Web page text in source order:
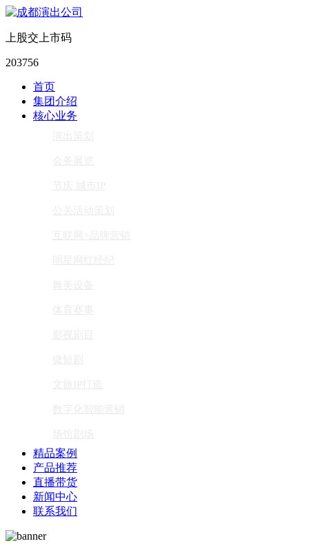
上股交上市码
203756
首页
集团介绍
核心业务
精品案例
产品推荐
直播带货
新闻中心
联系我们